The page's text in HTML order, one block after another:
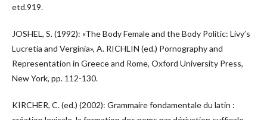
etd.919.
JOSHEL, S. (1992): «The Body Female and the Body Politic: Livy’s
Lucretia and Verginia», A. RICHLIN (ed.) Pornography and
Representation in Greece and Rome, Oxford University Press,
New York, pp. 112-130.
KIRCHER, C. (ed.) (2002): Grammaire fondamentale du latin :